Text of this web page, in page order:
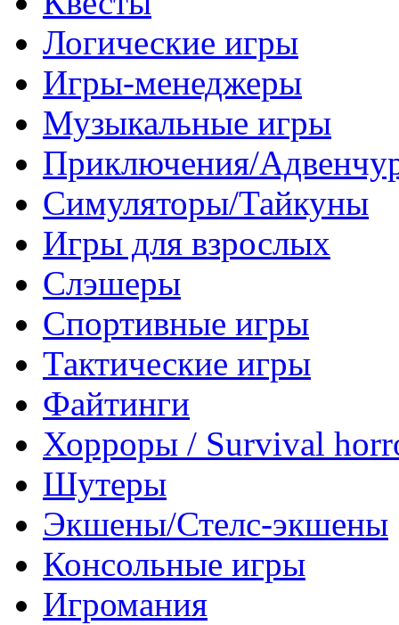
Логические игры
Игры-менеджеры
Музыкальные игры
Приключения/
Симуляторы/Тайкуны
Игры для взрослых
Слэшеры
Спортивные игры
Тактические игры
Файтинги
Хорроры / Survival
Шутеры
Экшены/Стелс-экшены
Консольные игры
Игромания